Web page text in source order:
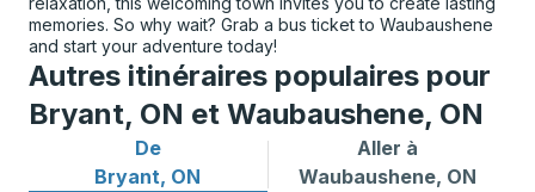
memories. So why wait? Grab a bus ticket to Waubaushene
and start your adventure today!
Autres itinéraires populaires pour
Bryant, ON et Waubaushene, ON
De
Bryant, ON
Itinéraires de bus depuis Bryant, ON
Aller à
Waubaushene, ON
Itinéraires de bus vers